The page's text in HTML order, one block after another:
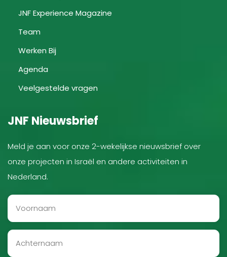
JNF Experience Magazine
Team
Werken Bij
Agenda
Veelgestelde vragen
JNF Nieuwsbrief
Meld je aan voor onze 2-wekelijkse nieuwsbrief over
onze projecten in Israël en andere activiteiten in
Nederland.